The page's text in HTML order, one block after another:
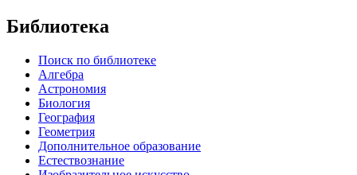
Библиотека
Поиск по библиотеке
Алгебра
Астрономия
Биология
География
Геометрия
Дополнительное образование
Естествознание